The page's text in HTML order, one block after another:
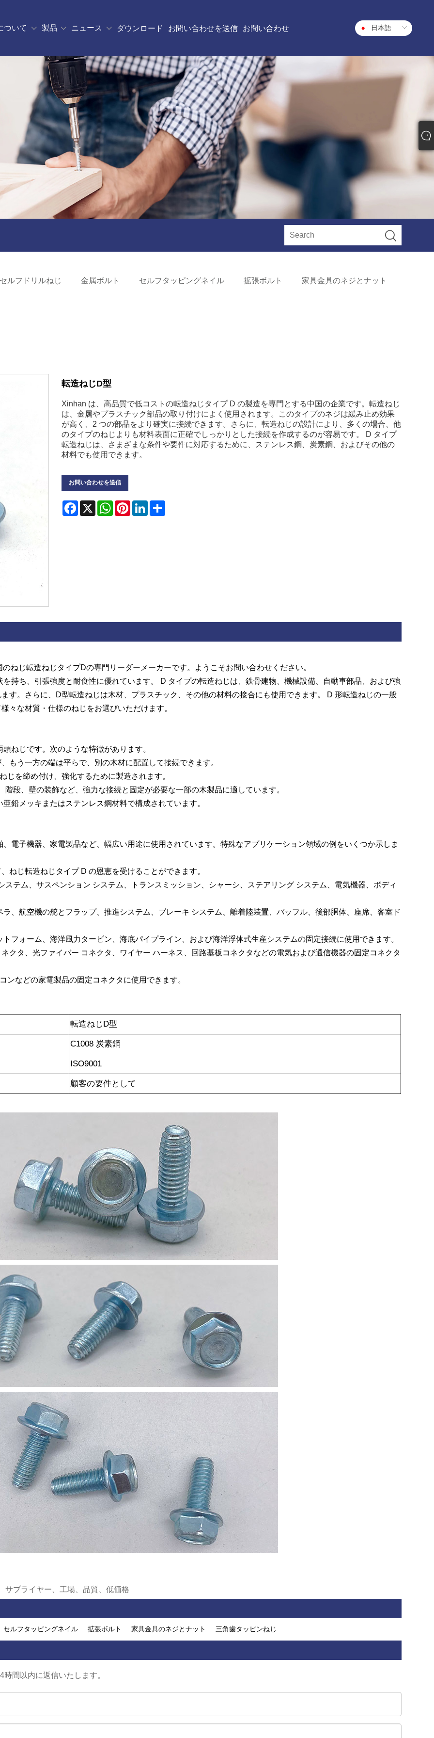
ついて 製品 ニュース ダウンロード お問い合わせを送信 お問い合わせ 日本語
セルフドリルねじ 金属ボルト セルフタッピングネイル 拡張ボルト 家具金具のネジとナット
転造ねじD型
Xinhan は、高品質で低コストの転造ねじタイプ D の製造を専門とする中国の企業です。転造ねじ
は、金属やプラスチック部品の取り付けによく使用されます。このタイプのネジは緩み止め効果
が高く、2 つの部品をより確実に接続できます。さらに、転造ねじの設計により、多くの場合、他
のタイプのねじよりも材料表面に正確でしっかりとした接続を作成するのが容易です。 D タイプ
転造ねじは、さまざまな条件や要件に対応するために、ステンレス鋼、炭素鋼、およびその他の
材料でも使用できます。
お問い合わせを送信
Facebook
X WhatsApp
PinterestLinkedIn
ねじ転造ねじタイプDの専門リーダーメーカーです。ようこそお問い合わせください。
持ち、引張強度と耐食性に優れています。 D タイプの転造ねじは、鉄骨建物、機械設備、自動車部品、および強
す。さらに、D型転造ねじは木材、プラスチック、その他の材料の接合にも使用できます。 D 形転造ねじの一般
々な材質・仕様のねじをお選びいただけます。
ねじです。次のような特徴があります。
もう一方の端は平らで、別の木材に配置して接続できます。
を締め付け、強化するために製造されます。
段、壁の装飾など、強力な接続と固定が必要な一部の木製品に適しています。
鉛メッキまたはステンレス鋼材料で構成されています。
電子機器、家電製品など、幅広い用途に使用されています。特殊なアプリケーション領域の例をいくつか示しま
ねじ転造ねじタイプ D の恩恵を受けることができます。
テム、サスペンション システム、トランスミッション、シャーシ、ステアリング システム、電気機器、ボディ
、航空機の舵とフラップ、推進システム、ブレーキ システム、離着陸装置、バッフル、後部胴体、座席、客室ド
フォーム、海洋風力タービン、海底パイプライン、および海洋浮体式生産システムの固定接続に使用できます。
クタ、光ファイバー コネクタ、ワイヤー ハーネス、回路基板コネクタなどの電気および通信機器の固定コネクタ
などの家電製品の固定コネクタに使用できます。
転造ねじD型
C1008 炭素鋼
ISO9001
顧客の要件として
サプライヤー、工場、品質、低価格
セルフタッピングネイル 拡張ボルト 家具金具のネジとナット 三角歯タッピンねじ
間以内に返信いたします。